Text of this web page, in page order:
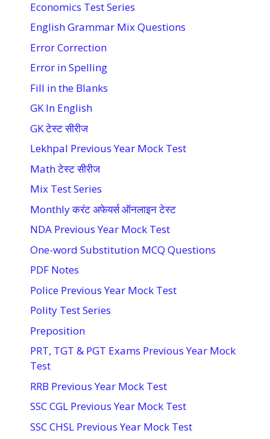
Economics Test Series
English Grammar Mix Questions
Error Correction
Error in Spelling
Fill in the Blanks
GK In English
GK टेस्ट सीरीज
Lekhpal Previous Year Mock Test
Math टेस्ट सीरीज
Mix Test Series
Monthly करंट अफेयर्स ऑनलाइन टेस्ट
NDA Previous Year Mock Test
One-word Substitution MCQ Questions
PDF Notes
Police Previous Year Mock Test
Polity Test Series
Preposition
PRT, TGT & PGT Exams Previous Year Mock
Test
RRB Previous Year Mock Test
SSC CGL Previous Year Mock Test
SSC CHSL Previous Year Mock Test